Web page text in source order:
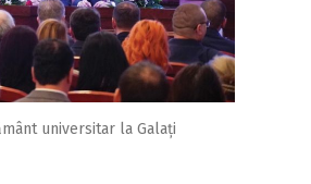
universitar la Galați